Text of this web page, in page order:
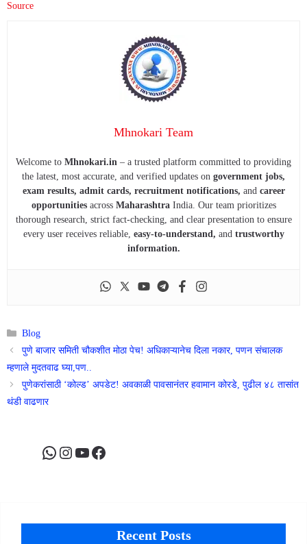
Source
Mhnokari Team
Welcome to Mhnokari.in – a trusted platform committed to providing
the latest, most accurate, and verified updates on government jobs,
exam results, admit cards, recruitment notifications, and career
opportunitiesacross MaharashtraIndia. Our team prioritizes
thorough research, strict fact-checking, and clear presentation to ensure
every user receives reliable, easy-to-understand, andtrustworthy
information.
Categories
Blog
पुणे बाजार समिती चौकशीत मोठा पेच! अधिकाऱ्यानेच दिला नकार, पणन संचालक
म्हणाले मुदतवाढ घ्या,पण..
पुणेकरांसाठी ‘कोल्ड’ अपडेट! अवकाळी पावसानंतर हवामान कोरडे, पुढील ४८ तासांत
थंडी वाढणार
WhatsApp
Instagram
YouTube
Facebook
Recent Posts